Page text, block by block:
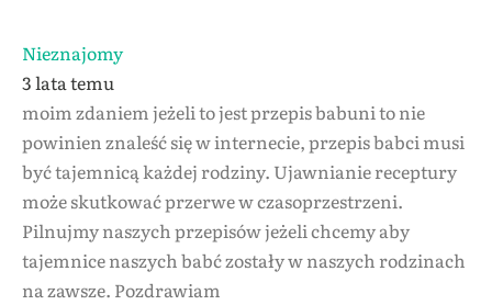
Nieznajomy
3 lata temu
moim zdaniem jeżeli to jest przepis babuni to nie
powinien znaleść się w internecie, przepis babci musi
być tajemnicą każdej rodziny. Ujawnianie receptury
może skutkować przerwe w czasoprzestrzeni.
Pilnujmy naszych przepisów jeżeli chcemy aby
tajemnice naszych babć zostały w naszych rodzinach
na zawsze. Pozdrawiam